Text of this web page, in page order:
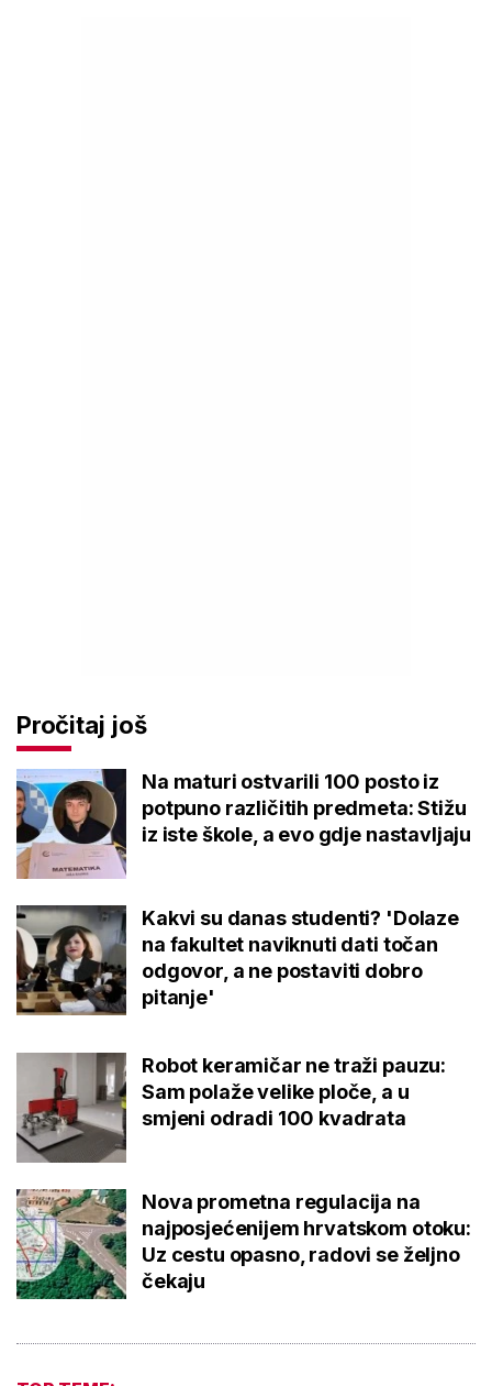
Pročitaj još
Na maturi ostvarili 100 posto iz
potpuno različitih predmeta: Stižu
iz iste škole, a evo gdje nastavljaju
Kakvi su danas studenti? 'Dolaze
na fakultet naviknuti dati točan
odgovor, a ne postaviti dobro
pitanje'
Robot keramičar ne traži pauzu:
Sam polaže velike ploče, a u
smjeni odradi 100 kvadrata
Nova prometna regulacija na
najposjećenijem hrvatskom otoku:
Uz cestu opasno, radovi se željno
čekaju